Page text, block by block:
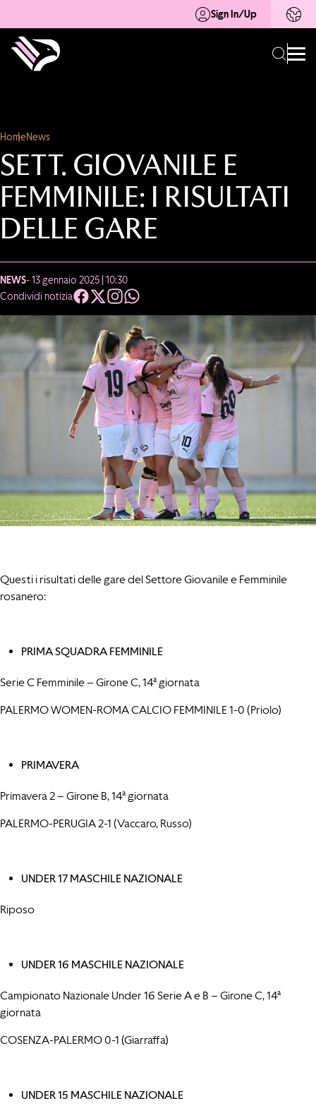
Sign In/Up
HomeNews
SETT. GIOVANILE E
FEMMINILE: I RISULTATI
DELLE GARE
NEWS- 13 gennaio 2025 | 10:30
Condividi notizia
Questi i risultati delle gare del Settore Giovanile e Femminile
rosanero:
PRIMA SQUADRA FEMMINILE
Serie C Femminile – Girone C, 14ª giornata
PALERMO WOMEN-ROMA CALCIO FEMMINILE 1-0 (Priolo)
PRIMAVERA
Primavera 2 – Girone B, 14ª giornata
PALERMO-PERUGIA 2-1 (Vaccaro, Russo)
UNDER 17 MASCHILE NAZIONALE
Riposo
UNDER 16 MASCHILE NAZIONALE
Campionato Nazionale Under 16 Serie A e B – Girone C, 14ª
giornata
COSENZA-PALERMO 0-1 (Giarraffa)
UNDER 15 MASCHILE NAZIONALE